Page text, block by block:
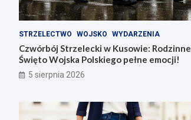
STRZELECTWO WOJSKO WYDARZENIA
Czwórbój Strzelecki w Kusowie: Rodzinne
Święto Wojska Polskiego pełne emocji!
5 sierpnia 2026